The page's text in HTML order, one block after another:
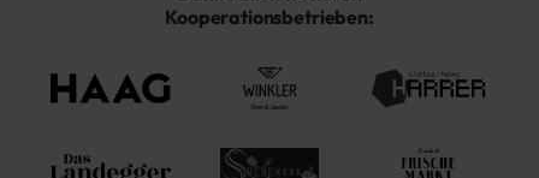
Kooperationsbetrieben: